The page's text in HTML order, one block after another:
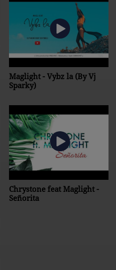
Maglight - Vybz la (By Vj
Sparky)
Chrystone feat Maglight -
Señorita